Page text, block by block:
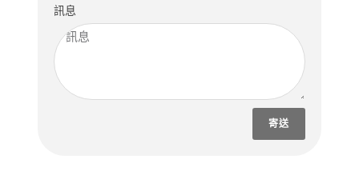
訊息
寄送